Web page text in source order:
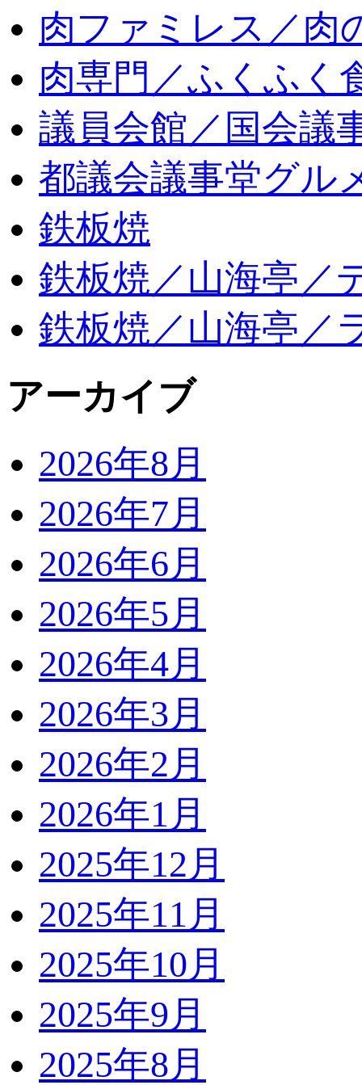
肉ファミレス／肉
肉専門／ふくふく
議員会館／国会議
都議会議事堂グル
鉄板焼
鉄板焼／山海亭／
鉄板焼／山海亭／
アーカイブ
2026年8月
2026年7月
2026年6月
2026年5月
2026年4月
2026年3月
2026年2月
2026年1月
2025年12月
2025年11月
2025年10月
2025年9月
2025年8月